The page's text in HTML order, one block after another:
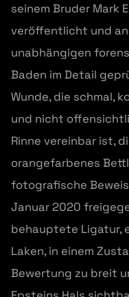
seinem Bruder Mark
veröffentlicht und
unabhängigen
Baden im Detail
Wunde, die schmal,
und nicht
Rinne vereinbar ist,
orangefarbenes
fotografische
Januar 2020
behauptete Ligatur,
Laken, in einem
Bewertung zu breit